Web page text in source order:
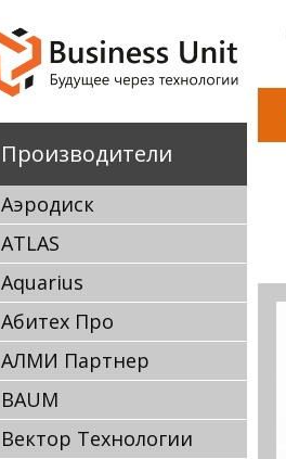
Производители
Аэродиск
ATLAS
Aquarius
Абитех Про
АЛМИ Партнер
BAUM
Вектор Технологии